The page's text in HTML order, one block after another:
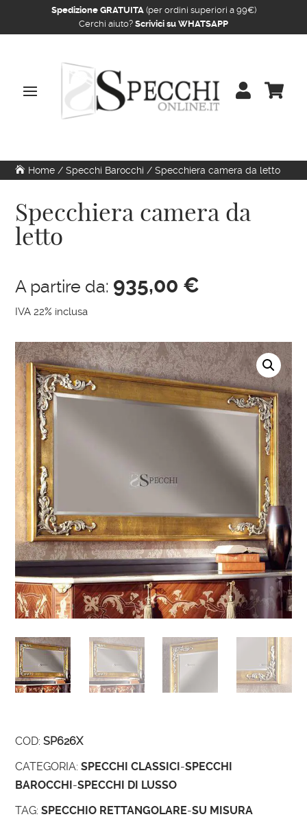
Spedizione GRATUITA(per ordini superiori a 99€)
Cerchi aiuto? Scrivici su WHATSAPP
 
Home /Specchi Barocchi / Specchiera camera da letto
Specchiera camera da
letto
A partire da: 935,00 €
IVA 22% inclusa
COD:SP626X
CATEGORIA:SPECCHI CLASSICI-SPECCHI
BAROCCHI-SPECCHI DI LUSSO
TAG:SPECCHIO RETTANGOLARE-SU MISURA